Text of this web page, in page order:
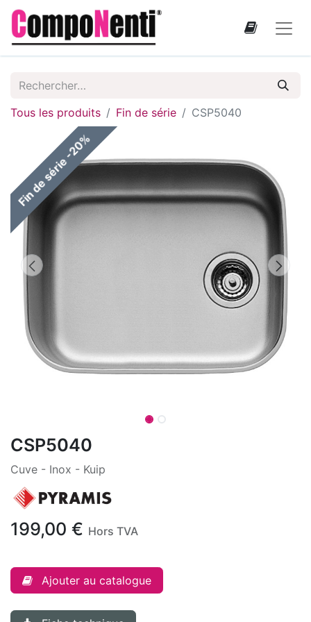
Tous les produits Fin de série CSP5040
Fin de série -20%
CSP5040
Cuve - Inox - Kuip
199,00 € Hors TVA
Ajouter au catalogue